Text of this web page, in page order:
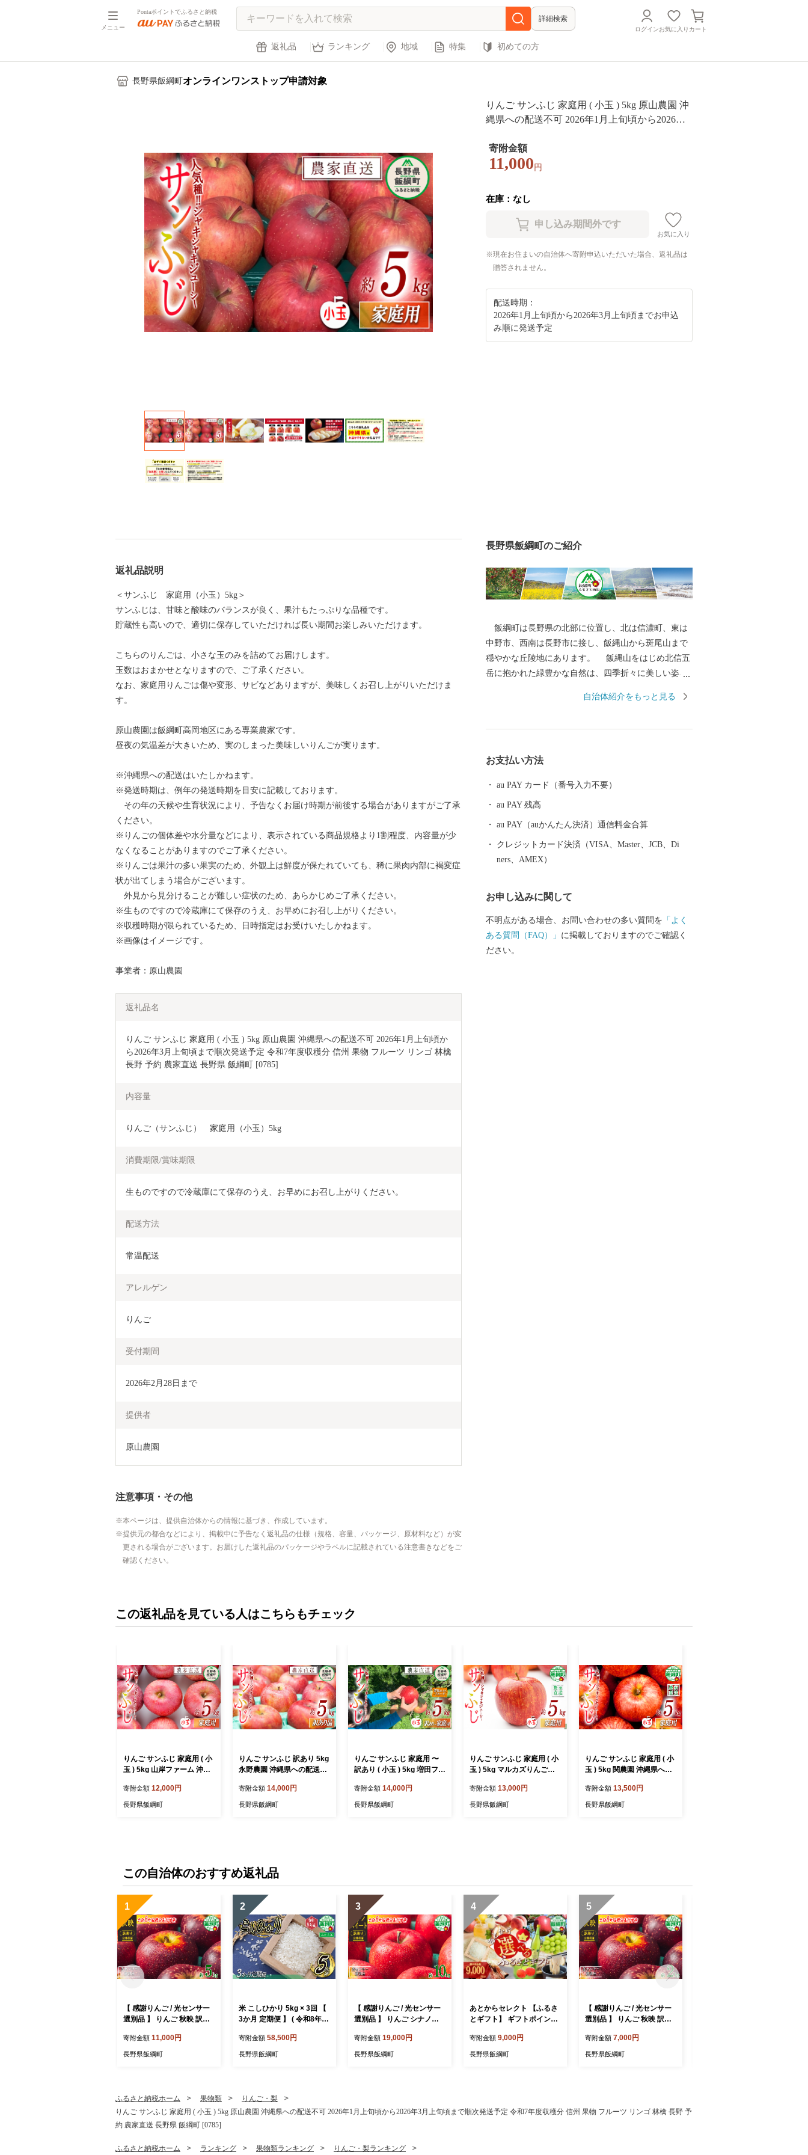
メニュー
Pontaポイントでふるさと納税
詳細検索
ログインお気に入り カート
返礼品 ランキング 地域 特集 初めての方
長野県飯綱町 オンラインワンストップ申請対象
りんご サンふじ 家庭用 ( 小玉 ) 5kg 原山農園 沖
縄県への配送不可 2026年1月上旬頃から2026年3
州 果物 フルーツ リンゴ 林檎 長野 予約 農家直
送 長野県 飯綱町 [0785]
寄附金額
11,000 円
在庫：なし
お気に入り
現在お住まいの自治体へ寄附申込いただいた場合、返礼品は
贈答されません。
配送時期：
2026年1月上旬頃から2026年3月上旬頃までお申込
み順に発送予定
返礼品説明
＜サンふじ 家庭用（小玉）5kg＞
サンふじは、甘味と酸味のバランスが良く、果汁もたっぷりな品種です。
貯蔵性も高いので、適切に保存していただければ長い期間お楽しみいただけます。
こちらのりんごは、小さな玉のみを詰めてお届けします。
玉数はおまかせとなりますので、ご了承ください。
なお、家庭用りんごは傷や変形、サビなどありますが、美味しくお召し上がりいただけま
す。
原山農園は飯綱町高岡地区にある専業農家です。
昼夜の気温差が大きいため、実のしまった美味しいりんごが実ります。
※沖縄県への配送はいたしかねます。
※発送時期は、例年の発送時期を目安に記載しております。
その年の天候や生育状況により、予告なくお届け時期が前後する場合がありますがご了承
ください。
※りんごの個体差や水分量などにより、表示されている商品規格より1割程度、内容量が少
なくなることがありますのでご了承ください。
※りんごは果汁の多い果実のため、外観上は鮮度が保たれていても、稀に果肉内部に褐変症
状が出てしまう場合がございます。
外見から見分けることが難しい症状のため、あらかじめご了承ください。
※生ものですので冷蔵庫にて保存のうえ、お早めにお召し上がりください。
※収穫時期が限られているため、日時指定はお受けいたしかねます。
※画像はイメージです。
事業者：原山農園
返礼品名
りんご サンふじ 家庭用 ( 小玉 ) 5kg 原山農園 沖縄県への配送不可 2026年1月上旬頃か
ら2026年3月上旬頃まで順次発送予定 令和7年度収穫分 信州 果物 フルーツ リンゴ 林檎
長野 予約 農家直送 長野県 飯綱町 [0785]
内容量
りんご（サンふじ）　家庭用（小玉）5kg
消費期限/賞味期限
生ものですので冷蔵庫にて保存のうえ、お早めにお召し上がりください。
配送方法
常温配送
アレルゲン
りんご
受付期間
2026年2月28日まで
提供者
原山農園
注意事項・その他
本ページは、提供自治体からの情報に基づき、作成しています。
提供元の都合などにより、掲載中に予告なく返礼品の仕様（規格、容量、パッケージ、原材料など）が変
更される場合がございます。お届けした返礼品のパッケージやラベルに記載されている注意書きなどをご
確認ください。
長野県飯綱町のご紹介
飯綱町は長野県の北部に位置し、北は信濃町、東は
中野市、西南は長野市に接し、飯縄山から斑尾山まで
穏やかな丘陵地にあります。 飯縄山をはじめ北信五
岳に抱かれた緑豊かな自然は、四季折々に美しい姿を
たゆまぬ努力によって、農業はもとよりあらゆる産業
ベッドタウンや北信地域の観光拠点として、また、飯
綱町産コシヒカリはもとより、りんごやももなど果樹
れ四季を通じて魅力ある飯綱町に是非お立ち寄りくだ
さい。
自治体紹介をもっと見る
お支払い方法
au PAY カード（番号入力不要）
au PAY 残高
au PAY（auかんたん決済）通信料金合算
クレジットカード決済（VISA、Master、JCB、Di
ners、AMEX）
お申し込みに関して
不明点がある場合、お問い合わせの多い質問を 「よく
ある質問（FAQ）」 に掲載しておりますのでご確認く
ださい。
この返礼品を見ている人はこちらもチェック
りんご サンふじ 家庭用 ( 小
玉 ) 5kg 山岸ファーム 沖縄
月上旬頃から2026年12月下
旬頃まで順次発送予定 令和
寄附金額 12,000円
長野県飯綱町
りんご サンふじ 訳あり 5kg
永野農園 沖縄県への配送不
027年2月上旬頃まで順次発
送予定 令和8年度収穫分 信
寄附金額 14,000円
長野県飯綱町
りんご サンふじ 家庭用 〜
訳あり ( 小玉 ) 5kg 増田ファ
26年11月下旬頃から2027年
1月上旬頃まで順次発送予定
寄附金額 14,000円
長野県飯綱町
りんご サンふじ 家庭用 ( 小
玉 ) 5kg マルカズりんご農
6年11月下旬頃から2027年2
月上旬頃まで順次発送予定
寄附金額 13,000円
長野県飯綱町
りんご サンふじ 家庭用 ( 小
玉 ) 5kg 関農園 沖縄県への
頃から2026年12月下旬頃ま
で順次発送予定 エコファー
寄附金額 13,500円
長野県飯綱町
この自治体のおすすめ返礼品
1
【 感謝りんご / 光センサー
選別品 】 りんご 秋映 訳あ
交換保証 ながの農業協同組
合 2026年10月上旬頃から2
フルーツ 信州 長野 予約 長
寄附金額 11,000円
長野県飯綱町
2
米 こしひかり 5kg × 3回 【
3か月 定期便 】 ( 令和8年産
県への配送不可 2026年10
月上旬頃から順次発送予定
寄附金額 58,500円
長野県飯綱町
3
【 感謝りんご / 光センサー
選別品 】 りんご シナノス
〜 50玉 ） 交換保証 ながの
農業協同組合 2026年10月
06]
寄附金額 19,000円
長野県飯綱町
4
あとからセレクト 【ふるさ
とギフト】 ギフトポイント
選べる返礼品 長野県 飯綱町
[2044]
寄附金額 9,000円
長野県飯綱町
5
【 感謝りんご / 光センサー
選別品 】 りんご 秋映 訳あ
換保証 ながの農業協同組合
沖縄県への配送不可 2026年
[1866]
寄附金額 7,000円
長野県飯綱町
ふるさと納税ホーム 果物類
りんご・梨
りんご サンふじ 家庭用 ( 小玉 ) 5kg 原山農園 沖縄県への配送不可 2026年1月上旬頃から2026年3月上旬頃まで順次発送予定 令和7年度収穫分 信州 果物 フルーツ リンゴ 林檎 長野 予
約 農家直送 長野県 飯綱町 [0785]
ふるさと納税ホーム ランキング 果物類ランキング りんご・梨ランキング